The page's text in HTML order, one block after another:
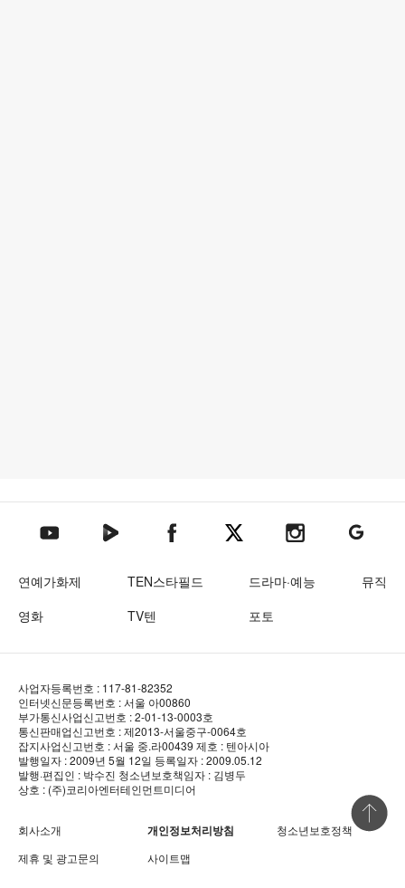
텐아시아 유튜브텐아시아 네이버TV텐아시아 페이스북텐아시아 엑스텐아시아 인스타그램
텐아시아
연예가화제 TEN스타필드 드라마·예능
뮤직
영화
TV텐 포토
사업자등록번호 : 117-81-82352
인터넷신문등록번호 : 서울 아00860
부가통신사업신고번호 : 2-01-13-0003호
통신판매업신고번호 : 제2013-서울중구-0064호
잡지사업신고번호 : 서울 중.라00439 제호 : 텐아시아
발행일자 : 2009년 5월 12일 등록일자 : 2009.05.12
발행·편집인 : 박수진 청소년보호책임자 : 김병두
상호 : (주)코리아엔터테인먼트미디어
회사소개 개인정보처리방침
청소년보호정책
제휴 및 광고문의
사이트맵
상단 바로